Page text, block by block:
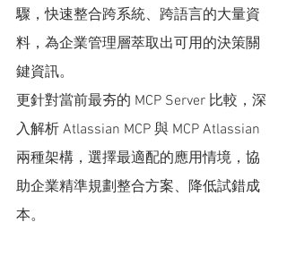
驟，快速整合跨系統、跨語言的大量資
料，為企業管理層萃取出可用的決策關
鍵資訊。
更針對當前最夯的 MCP Server 比較，深
入解析 Atlassian MCP 與 MCP Atlassian
兩種架構，選擇最適配的應用情境，協
助企業精準規劃整合方案、降低試錯成
本。